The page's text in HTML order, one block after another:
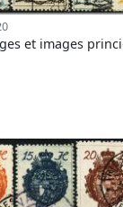
et images